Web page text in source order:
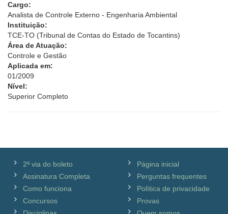
Cargo:
Analista de Controle Externo - Engenharia Ambiental
Instituição:
TCE-TO (Tribunal de Contas do Estado de Tocantins)
Área de Atuação:
Controle e Gestão
Aplicada em:
01/2009
Nível:
Superior Completo
2ª via do boleto
Assinatura Completa
Como funciona
Concursos
Página inicial
Perguntas frequentes
Política de privacidade
Provas